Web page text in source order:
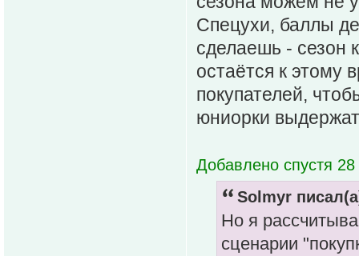
Спецухи, баллы
сделаешь - сезон
остаётся к этому
покупателей,
юниорки
Добавлено спустя
Solmyr
Но я
сценарии